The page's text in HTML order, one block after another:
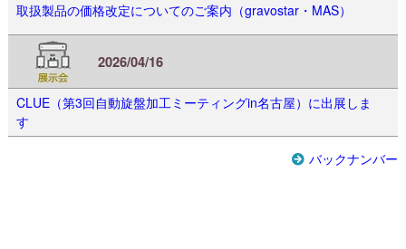
取扱製品の価格改定についてのご案内（gravostar・MAS）
2026/04/16
CLUE（第3回自動旋盤加工ミーティングin名古屋）に出展しま
す
バックナンバー